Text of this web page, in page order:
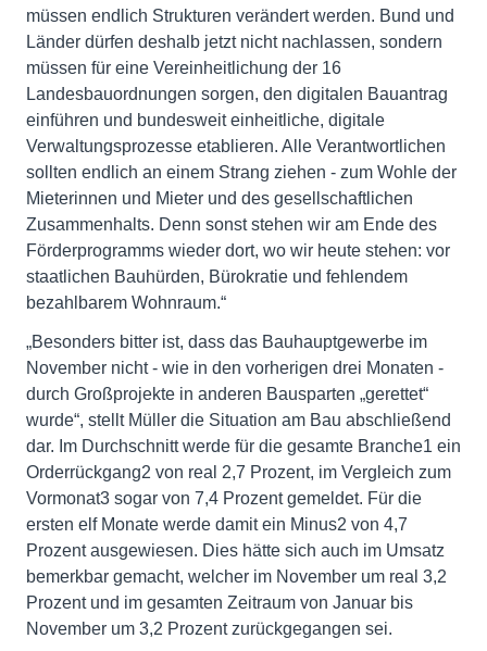
müssen endlich Strukturen verändert werden. Bund und
Länder dürfen deshalb jetzt nicht nachlassen, sondern
müssen für eine Vereinheitlichung der 16
Landesbauordnungen sorgen, den digitalen Bauantrag
einführen und bundesweit einheitliche, digitale
Verwaltungsprozesse etablieren. Alle Verantwortlichen
sollten endlich an einem Strang ziehen - zum Wohle der
Mieterinnen und Mieter und des gesellschaftlichen
Zusammenhalts. Denn sonst stehen wir am Ende des
Förderprogramms wieder dort, wo wir heute stehen: vor
staatlichen Bauhürden, Bürokratie und fehlendem
bezahlbarem Wohnraum.“
„Besonders bitter ist, dass das Bauhauptgewerbe im
November nicht - wie in den vorherigen drei Monaten -
durch Großprojekte in anderen Bausparten „gerettet“
wurde“, stellt Müller die Situation am Bau abschließend
dar. Im Durchschnitt werde für die gesamte Branche1 ein
Orderrückgang2 von real 2,7 Prozent, im Vergleich zum
Vormonat3 sogar von 7,4 Prozent gemeldet. Für die
ersten elf Monate werde damit ein Minus2 von 4,7
Prozent ausgewiesen. Dies hätte sich auch im Umsatz
bemerkbar gemacht, welcher im November um real 3,2
Prozent und im gesamten Zeitraum von Januar bis
November um 3,2 Prozent zurückgegangen sei.